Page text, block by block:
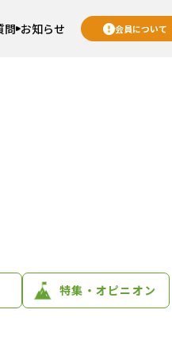
問 お知らせ 会員について
特集・オピニオン